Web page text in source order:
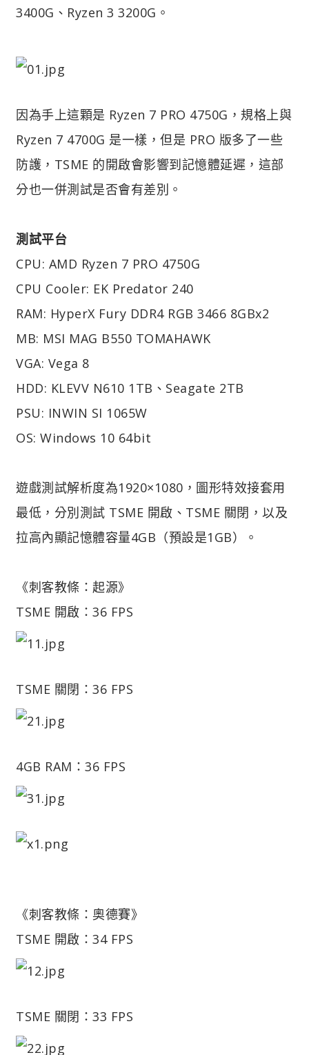
3400G、Ryzen 3 3200G。
因為手上這顆是 Ryzen 7 PRO 4750G，規格上與
Ryzen 7 4700G 是一樣，但是 PRO 版多了一些
防護，TSME 的開啟會影響到記憶體延遲，這部
分也一併測試是否會有差別。
測試平台
CPU: AMD Ryzen 7 PRO 4750G
CPU Cooler: EK Predator 240
RAM: HyperX Fury DDR4 RGB 3466 8GBx2
MB: MSI MAG B550 TOMAHAWK
VGA: Vega 8
HDD: KLEVV N610 1TB、Seagate 2TB
PSU: INWIN SI 1065W
OS: Windows 10 64bit
遊戲測試解析度為1920×1080，圖形特效接套用
最低，分別測試 TSME 開啟、TSME 關閉，以及
拉高內顯記憶體容量4GB（預設是1GB）。
《刺客教條：起源》
TSME 開啟：36 FPS
TSME 關閉：36 FPS
4GB RAM：36 FPS
《刺客教條：奧德賽》
TSME 開啟：34 FPS
TSME 關閉：33 FPS